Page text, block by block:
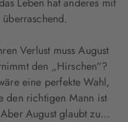
Verlust muss August
den „Hirschen“?
eine perfekte Wahl,
den richtigen Mann ist
August glaubt zu…